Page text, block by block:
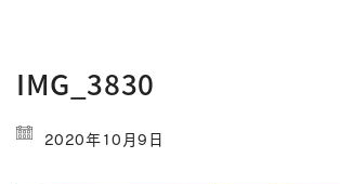
IMG_3830
2020年10月9日